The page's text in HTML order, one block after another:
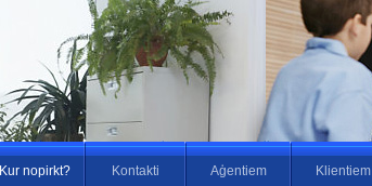
Kur nopirkt? Kontakti Aģentiem Klientiem